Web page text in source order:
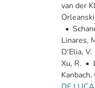
van der
•
Linares,
D'Elia, V.
Xu, R. •
Kanbach,